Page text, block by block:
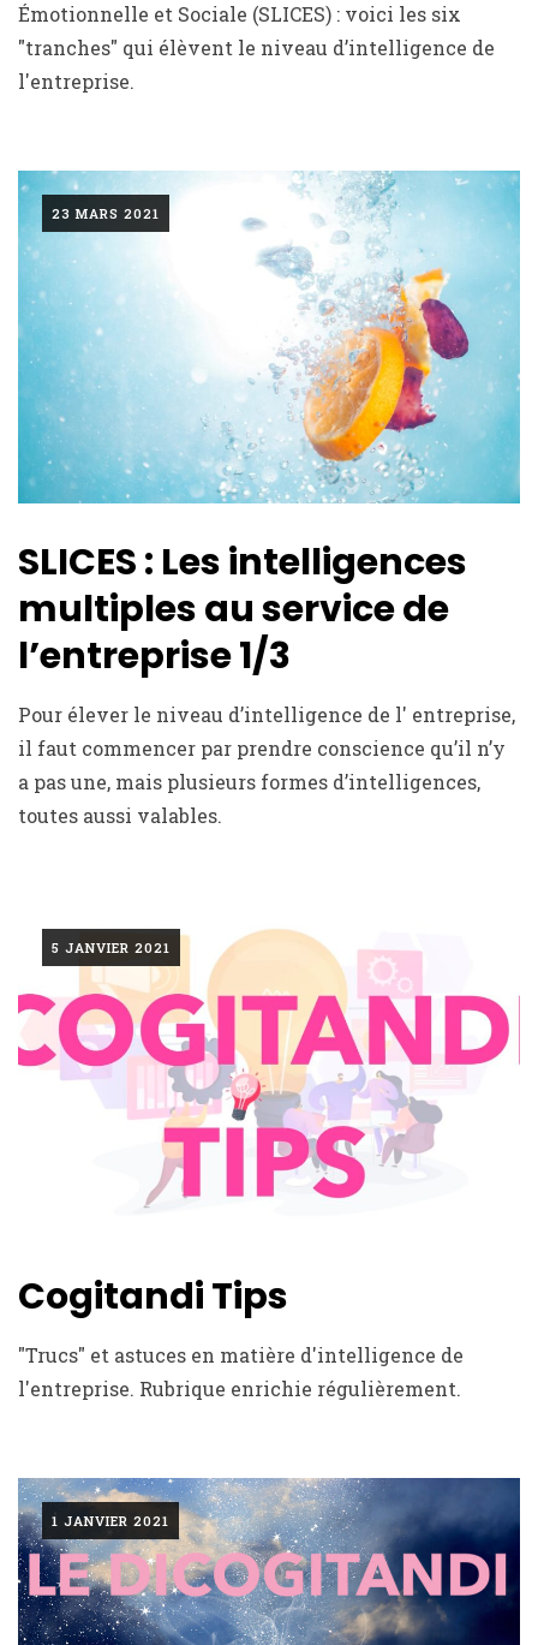
Émotionnelle et Sociale (SLICES) : voici les six
"tranches" qui élèvent le niveau d’intelligence de
l'entreprise.
23 MARS 2021
SLICES : Les intelligences
multiples au service de
l’entreprise 1/3
Pour élever le niveau d’intelligence de l' entreprise,
il faut commencer par prendre conscience qu’il n’y
a pas une, mais plusieurs formes d’intelligences,
toutes aussi valables.
5 JANVIER 2021
Cogitandi Tips
"Trucs" et astuces en matière d'intelligence de
l'entreprise. Rubrique enrichie régulièrement.
1 JANVIER 2021